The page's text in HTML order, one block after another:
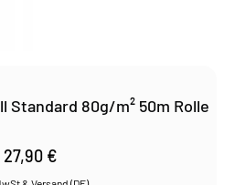
Standard 80g/m² 50m Rolle
27,90 €